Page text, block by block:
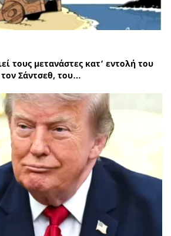
τους μετανάστες κατ’ εντολή του
Σάντσεθ, του…